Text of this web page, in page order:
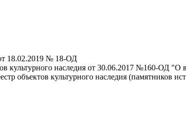
18.02.2019 № 18-ОД
культурного наследия от 30.06.2017 №160-ОД "О
объектов культурного наследия (памятников